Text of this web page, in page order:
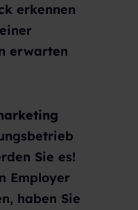
erkennen
erwarten
Sie es!
Employer
haben Sie